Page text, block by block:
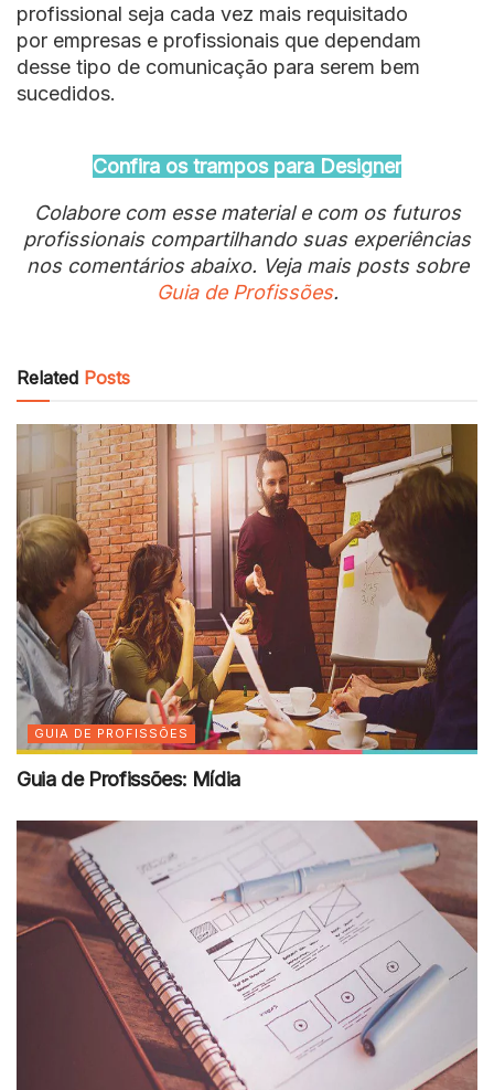
profissional seja cada vez mais requisitado
por empresas e profissionais que dependam
desse tipo de comunicação para serem bem
sucedidos.
Confira os trampos para Designer
Colabore com esse material e com os futuros
profissionais compartilhando suas experiências
nos comentários abaixo. Veja mais posts sobre
Guia de Profissões.
Related Posts
GUIA DE PROFISSÕES
Guia de Profissões: Mídia